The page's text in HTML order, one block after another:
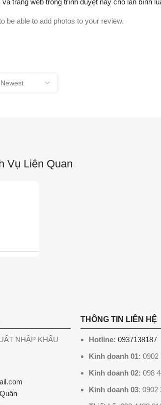
trang web trong trình duyệt này cho lần bình
be able to add photos to your review.
Vụ Liên Quan
NHẬP KHẨU
THÔNG TIN LIÊN HỆ
Hotline: 0937138187
Kinh doanh 01: 0902
Kinh doanh 02: 098
Kinh doanh 03: 0902